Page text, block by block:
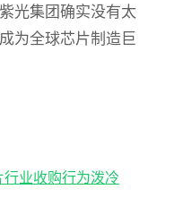
光集团确实没有太
为全球芯片制造巨
业收购行为泼冷